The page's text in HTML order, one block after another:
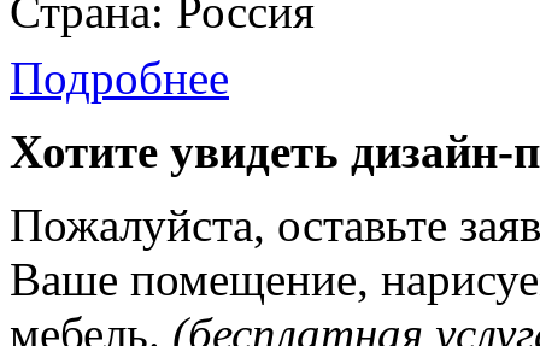
Страна: Россия
Подробнее
Хотите увидеть дизайн-
Пожалуйста, оставьте
Ваше помещение,
мебель. (бесплатная